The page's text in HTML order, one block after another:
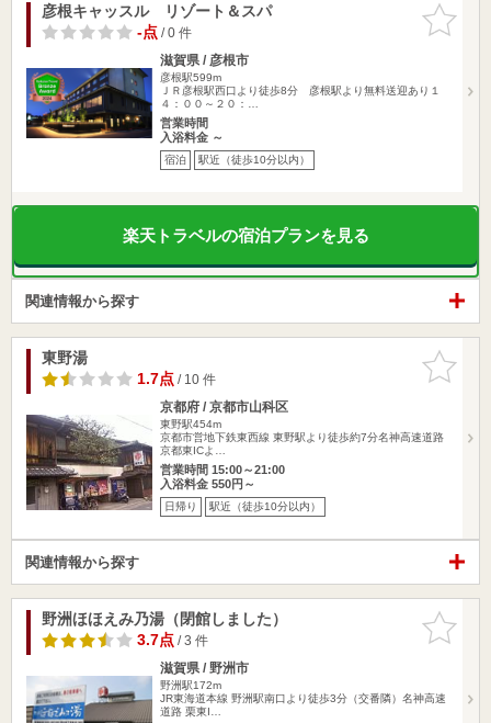
お気に入
りに追加
彦根キャッスル リゾート＆スパ
-点/ 0 件
滋賀県 / 彦根市
彦根駅599m
ＪＲ彦根駅西口より徒歩8分 彦根駅より無料送迎あり１
４：００～２０：…
営業時間
入浴料金 ～
宿泊 駅近（徒歩10分以内）
楽天トラベルの宿泊プランを見る
関連情報から探す
お気に入
りに追加
東野湯
1.7点/ 10 件
京都府 / 京都市山科区
東野駅454m
京都市営地下鉄東西線 東野駅より徒歩約7分名神高速道路
京都東ICよ…
営業時間 15:00～21:00
入浴料金 550円～
日帰り 駅近（徒歩10分以内）
関連情報から探す
お気に入
りに追加
野洲ほほえみ乃湯（閉館しました）
3.7点/ 3 件
滋賀県 / 野洲市
野洲駅172m
JR東海道本線 野洲駅南口より徒歩3分（交番隣）名神高速
道路 栗東I…